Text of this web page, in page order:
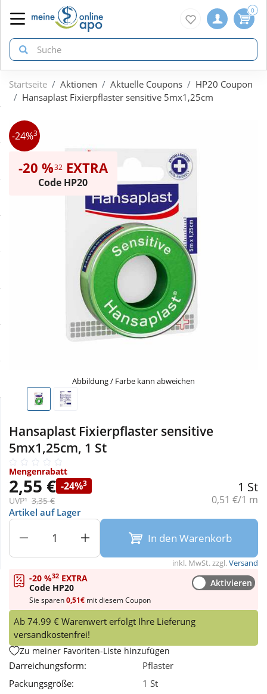
zurück
ÜBERSICHT AKTIONEN
Aktuelle Coupons
Täglich gut versorgt
zurück
ÜBERSICHT KATEGORIEN
Arzneimittel
Körperpflege & Kosmetik
Mutter & Kind
Nahrungsergänzung
Sanitätshaus
Sport & Fitness
Wellness
zurück
ÜBERSICHT MARKEN
1A Pharma
0
Startseite Aktionen Aktuelle Coupons
HP20 Coupon
Hansaplast Fixierpflaster sensitive 5mx1,25cm
-24%3
-20 %32EXTRA
Code HP20
Abbildung / Farbe kann abweichen
Hansaplast Fixierpflaster sensitive
5mx1,25cm, 1 St
Mengenrabatt
2,55 € -24%3
UVP¹ 3,35 €
1 St
Grundpreis:
0,51 €/1 m
Artikel auf Lager
In den Warenkorb
inkl. MwSt. zzgl.Versand
-20 %32 EXTRA
Code HP20
Aktivieren
Sie sparen0,51€ mit diesem Coupon
Ab 74.99 € Warenwert erfolgt Ihre Lieferung
versandkostenfrei!
Zu meiner Favoriten-Liste hinzufügen
Darreichungsform:
Pflaster
Packungsgröße:
1 St